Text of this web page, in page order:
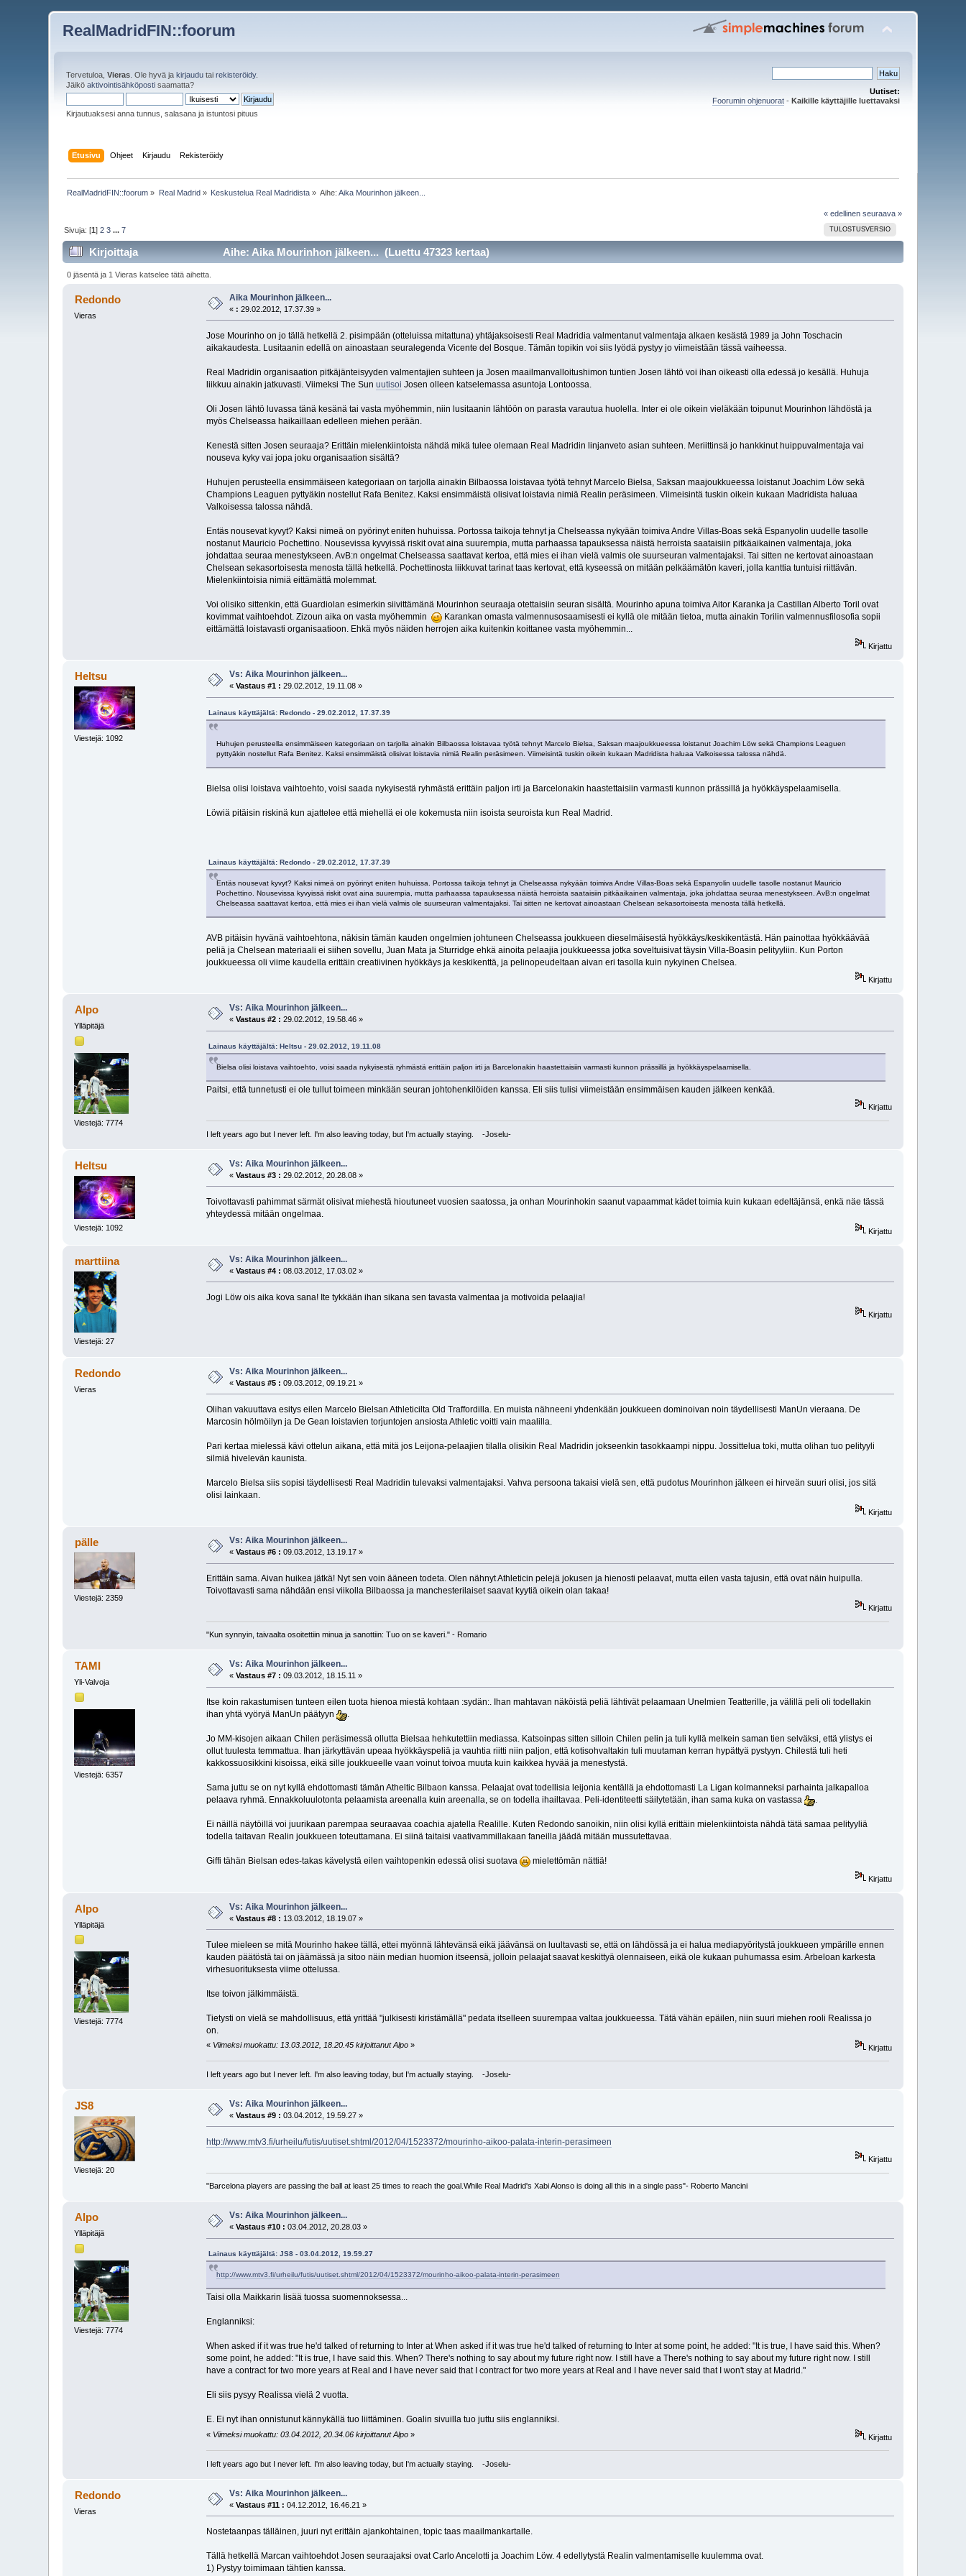
RealMadridFIN::foorum
Tervetuloa,Vieras . Ole hyvä jakirjaudu tairekisteröidy.
Jäiköaktivointisähköposti saamatta?
Kirjautuaksesi anna tunnus, salasana ja istuntosi pituus
Uutiset:
Foorumin ohjenuorat- Kaikille käyttäjille luettavaksi
Etusivu Ohjeet Kirjaudu Rekisteröidy
RealMadridFIN::foorum » Real Madrid» Keskustelua Real Madridista » Aihe:Aika Mourinhon jälkeen...
« edellinen seuraava »
TULOSTUSVERSIO
Sivuja: [1]2 3 ...7
Kirjoittaja Aihe: Aika Mourinhon jälkeen... (Luettu 47323 kertaa)
0 jäsentä ja 1 Vieras katselee tätä aihetta.
Redondo
Vieras
Aika Mourinhon jälkeen...
« : 29.02.2012, 17.37.39 »
Jose Mourinho on jo tällä hetkellä 2. pisimpään (otteluissa mitattuna) yhtäjaksoisesti Real Madridia valmentanut valmentaja alkaen kesästä 1989 ja John Toschacin
aikakaudesta. Lusitaanin edellä on ainoastaan seuralegenda Vicente del Bosque. Tämän topikin voi siis lyödä pystyy jo viimeistään tässä vaiheessa.
Real Madridin organisaation pitkäjänteisyyden valmentajien suhteen ja Josen maailmanvalloitushimon tuntien Josen lähtö voi ihan oikeasti olla edessä jo kesällä. Huhuja
liikkuu ainakin jatkuvasti. Viimeksi The Sun uutisoi Josen olleen katselemassa asuntoja Lontoossa.
Oli Josen lähtö luvassa tänä kesänä tai vasta myöhemmin, niin lusitaanin lähtöön on parasta varautua huolella. Inter ei ole oikein vieläkään toipunut Mourinhon lähdöstä ja
myös Chelseassa haikaillaan edelleen miehen perään.
Kenestä sitten Josen seuraaja? Erittäin mielenkiintoista nähdä mikä tulee olemaan Real Madridin linjanveto asian suhteen. Meriittinsä jo hankkinut huippuvalmentaja vai
nouseva kyky vai jopa joku organisaation sisältä?
Huhujen perusteella ensimmäiseen kategoriaan on tarjolla ainakin Bilbaossa loistavaa työtä tehnyt Marcelo Bielsa, Saksan maajoukkueessa loistanut Joachim Löw sekä
Champions Leaguen pyttyäkin nostellut Rafa Benitez. Kaksi ensimmäistä olisivat loistavia nimiä Realin peräsimeen. Viimeisintä tuskin oikein kukaan Madridista haluaa
Valkoisessa talossa nähdä.
Entäs nousevat kyvyt? Kaksi nimeä on pyörinyt eniten huhuissa. Portossa taikoja tehnyt ja Chelseassa nykyään toimiva Andre Villas-Boas sekä Espanyolin uudelle tasolle
nostanut Mauricio Pochettino. Nousevissa kyvyissä riskit ovat aina suurempia, mutta parhaassa tapauksessa näistä herroista saataisiin pitkäaikainen valmentaja, joka
johdattaa seuraa menestykseen. AvB:n ongelmat Chelseassa saattavat kertoa, että mies ei ihan vielä valmis ole suurseuran valmentajaksi. Tai sitten ne kertovat ainoastaan
Chelsean sekasortoisesta menosta tällä hetkellä. Pochettinosta liikkuvat tarinat taas kertovat, että kyseessä on mitään pelkäämätön kaveri, jolla kanttia tuntuisi riittävän.
Mielenkiintoisia nimiä eittämättä molemmat.
Voi olisiko sittenkin, että Guardiolan esimerkin siivittämänä Mourinhon seuraaja otettaisiin seuran sisältä. Mourinho apuna toimiva Aitor Karanka ja Castillan Alberto Toril ovat
kovimmat vaihtoehdot. Zizoun aika on vasta myöhemmin
Karankan omasta valmennusosaamisesti ei kyllä ole mitään tietoa, mutta ainakin Torilin valmennusfilosofia sopii
eittämättä loistavasti organisaatioon. Ehkä myös näiden herrojen aika kuitenkin koittanee vasta myöhemmin...
Kirjattu
Heltsu
Viestejä: 1092
Vs: Aika Mourinhon jälkeen...
«Vastaus #1 : 29.02.2012, 19.11.08 »
Lainaus käyttäjältä: Redondo - 29.02.2012, 17.37.39
Huhujen perusteella ensimmäiseen kategoriaan on tarjolla ainakin Bilbaossa loistavaa työtä tehnyt Marcelo Bielsa, Saksan maajoukkueessa loistanut Joachim Löw sekä Champions Leaguen
pyttyäkin nostellut Rafa Benitez. Kaksi ensimmäistä olisivat loistavia nimiä Realin peräsimeen. Viimeisintä tuskin oikein kukaan Madridista haluaa Valkoisessa talossa nähdä.
Bielsa olisi loistava vaihtoehto, voisi saada nykyisestä ryhmästä erittäin paljon irti ja Barcelonakin haastettaisiin varmasti kunnon prässillä ja hyökkäyspelaamisella.
Löwiä pitäisin riskinä kun ajattelee että miehellä ei ole kokemusta niin isoista seuroista kun Real Madrid.
Lainaus käyttäjältä: Redondo - 29.02.2012, 17.37.39
Entäs nousevat kyvyt? Kaksi nimeä on pyörinyt eniten huhuissa. Portossa taikoja tehnyt ja Chelseassa nykyään toimiva Andre Villas-Boas sekä Espanyolin uudelle tasolle nostanut Mauricio
Pochettino. Nousevissa kyvyissä riskit ovat aina suurempia, mutta parhaassa tapauksessa näistä herroista saataisiin pitkäaikainen valmentaja, joka johdattaa seuraa menestykseen. AvB:n ongelmat
Chelseassa saattavat kertoa, että mies ei ihan vielä valmis ole suurseuran valmentajaksi. Tai sitten ne kertovat ainoastaan Chelsean sekasortoisesta menosta tällä hetkellä.
AVB pitäisin hyvänä vaihtoehtona, näkisin tämän kauden ongelmien johtuneen Chelseassa joukkueen dieselmäisestä hyökkäys/keskikentästä. Hän painottaa hyökkäävää
peliä ja Chelsean materiaali ei siihen sovellu, Juan Mata ja Sturridge ehkä ainoita pelaajia joukkueessa jotka soveltuisivat täysin Villa-Boasin pelityyliin. Kun Porton
joukkueessa oli viime kaudella erittäin creatiivinen hyökkäys ja keskikenttä, ja pelinopeudeltaan aivan eri tasolla kuin nykyinen Chelsea.
Kirjattu
Alpo
Ylläpitäjä
Viestejä: 7774
Vs: Aika Mourinhon jälkeen...
«Vastaus #2 : 29.02.2012, 19.58.46 »
Lainaus käyttäjältä: Heltsu - 29.02.2012, 19.11.08
Bielsa olisi loistava vaihtoehto, voisi saada nykyisestä ryhmästä erittäin paljon irti ja Barcelonakin haastettaisiin varmasti kunnon prässillä ja hyökkäyspelaamisella.
Paitsi, että tunnetusti ei ole tullut toimeen minkään seuran johtohenkilöiden kanssa. Eli siis tulisi viimeistään ensimmäisen kauden jälkeen kenkää.
Kirjattu
I left years ago but I never left. I'm also leaving today, but I'm actually staying. -Joselu-
Heltsu
Viestejä: 1092
Vs: Aika Mourinhon jälkeen...
«Vastaus #3 : 29.02.2012, 20.28.08 »
Toivottavasti pahimmat särmät olisivat miehestä hioutuneet vuosien saatossa, ja onhan Mourinhokin saanut vapaammat kädet toimia kuin kukaan edeltäjänsä, enkä näe tässä
yhteydessä mitään ongelmaa.
Kirjattu
marttiina
Viestejä: 27
Vs: Aika Mourinhon jälkeen...
«Vastaus #4 : 08.03.2012, 17.03.02 »
Jogi Löw ois aika kova sana! Ite tykkään ihan sikana sen tavasta valmentaa ja motivoida pelaajia!
Kirjattu
Redondo
Vieras
Vs: Aika Mourinhon jälkeen...
«Vastaus #5 : 09.03.2012, 09.19.21 »
Olihan vakuuttava esitys eilen Marcelo Bielsan Athleticilta Old Traffordilla. En muista nähneeni yhdenkään joukkueen dominoivan noin täydellisesti ManUn vieraana. De
Marcosin hölmöilyn ja De Gean loistavien torjuntojen ansiosta Athletic voitti vain maalilla.
Pari kertaa mielessä kävi ottelun aikana, että mitä jos Leijona-pelaajien tilalla olisikin Real Madridin jokseenkin tasokkaampi nippu. Jossittelua toki, mutta olihan tuo pelityyli
silmiä hivelevän kaunista.
Marcelo Bielsa siis sopisi täydellisesti Real Madridin tulevaksi valmentajaksi. Vahva persoona takaisi vielä sen, että pudotus Mourinhon jälkeen ei hirveän suuri olisi, jos sitä
olisi lainkaan.
Kirjattu
pälle
Viestejä: 2359
Vs: Aika Mourinhon jälkeen...
«Vastaus #6 : 09.03.2012, 13.19.17 »
Erittäin sama. Aivan huikea jätkä! Nyt sen voin ääneen todeta. Olen nähnyt Athleticin pelejä jokusen ja hienosti pelaavat, mutta eilen vasta tajusin, että ovat näin huipulla.
Toivottavasti sama nähdään ensi viikolla Bilbaossa ja manchesterilaiset saavat kyytiä oikein olan takaa!
Kirjattu
"Kun synnyin, taivaalta osoitettiin minua ja sanottiin: Tuo on se kaveri." - Romario
TAMI
Yli-Valvoja
Viestejä: 6357
Vs: Aika Mourinhon jälkeen...
«Vastaus #7 : 09.03.2012, 18.15.11 »
Itse koin rakastumisen tunteen eilen tuota hienoa miestä kohtaan :sydän:. Ihan mahtavan näköistä peliä lähtivät pelaamaan Unelmien Teatterille, ja välillä peli oli todellakin
ihan yhtä vyöryä ManUn päätyyn
.
Jo MM-kisojen aikaan Chilen peräsimessä ollutta Bielsaa hehkutettiin mediassa. Katsoinpas sitten silloin Chilen pelin ja tuli kyllä melkein saman tien selväksi, että ylistys ei
ollut tuulesta temmattua. Ihan järkyttävän upeaa hyökkäyspeliä ja vauhtia riitti niin paljon, että kotisohvaltakin tuli muutaman kerran hypättyä pystyyn. Chilestä tuli heti
kakkossuosikkini kisoissa, eikä sille joukkueelle vaan voinut toivoa muuta kuin kaikkea hyvää ja menestystä.
Sama juttu se on nyt kyllä ehdottomasti tämän Atheltic Bilbaon kanssa. Pelaajat ovat todellisia leijonia kentällä ja ehdottomasti La Ligan kolmanneksi parhainta jalkapalloa
pelaava ryhmä. Ennakkoluulotonta pelaamista areenalla kuin areenalla, se on todella ihailtavaa. Peli-identiteetti säilytetään, ihan sama kuka on vastassa
.
Ei näillä näytöillä voi juurikaan parempaa seuraavaa coachia ajatella Realille. Kuten Redondo sanoikin, niin olisi kyllä erittäin mielenkiintoista nähdä tätä samaa pelityyliä
todella taitavan Realin joukkueen toteuttamana. Ei siinä taitaisi vaativammillakaan faneilla jäädä mitään mussutettavaa.
Giffi tähän Bielsan edes-takas kävelystä eilen vaihtopenkin edessä olisi suotava mielettömän nättiä!
Kirjattu
Alpo
Ylläpitäjä
Viestejä: 7774
Vs: Aika Mourinhon jälkeen...
«Vastaus #8 : 13.03.2012, 18.19.07 »
Tulee mieleen se mitä Mourinho hakee tällä, ettei myönnä lähtevänsä eikä jäävänsä on luultavasti se, että on lähdössä ja ei halua mediapyöritystä joukkueen ympärille ennen
kauden päätöstä tai on jäämässä ja sitoo näin median huomion itseensä, jolloin pelaajat saavat keskittyä olennaiseen, eikä ole kukaan puhumassa esim. Arbeloan karkesta
virhesuorituksesta viime ottelussa.
Itse toivon jälkimmäistä.
Tietysti on vielä se mahdollisuus, että yrittää "julkisesti kiristämällä" pedata itselleen suurempaa valtaa joukkueessa. Tätä vähän epäilen, niin suuri miehen rooli Realissa jo
on.
« Viimeksi muokattu: 13.03.2012, 18.20.45 kirjoittanut Alpo» Kirjattu
I left years ago but I never left. I'm also leaving today, but I'm actually staying. -Joselu-
JS8
Viestejä: 20
Vs: Aika Mourinhon jälkeen...
«Vastaus #9 : 03.04.2012, 19.59.27 »
http://www.mtv3.fi/urheilu/futis/uutiset.shtml/2012/04/1523372/mourinho-aikoo-palata-interin-perasimeen
Kirjattu
"Barcelona players are passing the ball at least 25 times to reach the goal.While Real Madrid's Xabi Alonso is doing all this in a single pass"- Roberto Mancini
Alpo
Ylläpitäjä
Viestejä: 7774
Vs: Aika Mourinhon jälkeen...
«Vastaus #10 : 03.04.2012, 20.28.03 »
Lainaus käyttäjältä: JS8 - 03.04.2012, 19.59.27
http://www.mtv3.fi/urheilu/futis/uutiset.shtml/2012/04/1523372/mourinho-aikoo-palata-interin-perasimeen
Taisi olla Maikkarin lisää tuossa suomennoksessa...
Englanniksi:
When asked if it was true he'd talked of returning to Inter at When asked if it was true he'd talked of returning to Inter at some point, he added: "It is true, I have said this. When?
some point, he added: "It is true, I have said this. When? There's nothing to say about my future right now. I still have a There's nothing to say about my future right now. I still
have a contract for two more years at Real and I have never said that I contract for two more years at Real and I have never said that I won't stay at Madrid."
Eli siis pysyy Realissa vielä 2 vuotta.
E. Ei nyt ihan onnistunut kännykällä tuo liittäminen. Goalin sivuilla tuo juttu siis englanniksi.
« Viimeksi muokattu: 03.04.2012, 20.34.06 kirjoittanut Alpo» Kirjattu
I left years ago but I never left. I'm also leaving today, but I'm actually staying. -Joselu-
Redondo
Vieras
Vs: Aika Mourinhon jälkeen...
«Vastaus #11 : 04.12.2012, 16.46.21 »
Nostetaanpas tälläinen, juuri nyt erittäin ajankohtainen, topic taas maailmankartalle.
Tällä hetkellä Marcan vaihtoehdot Josen seuraajaksi ovat Carlo Ancelotti ja Joachim Löw. 4 edellytystä Realin valmentamiselle kuulemma ovat.
1) Pystyy toimimaan tähtien kanssa.